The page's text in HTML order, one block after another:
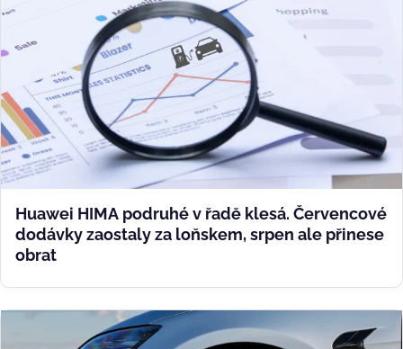
Huawei HIMA podruhé v řadě klesá. Červencové
dodávky zaostaly za loňskem, srpen ale přinese
obrat